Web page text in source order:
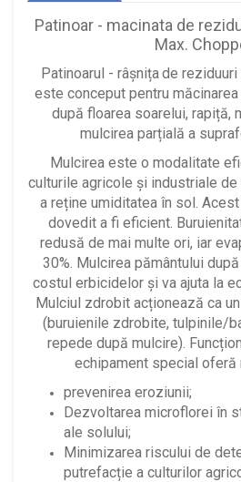
Patinoar - macinata de
Max.
Patinoarul - râșnițade reziduuri
este conceput pentru
după floarea soarelui, rapiță,
mulcirea parțială a
Mulcirea este o modalitate
culturile agricole și industriale de
a reține umiditatea în sol.
dovedit a fi eficient.
redusă de mai multe ori, iar
30%. Mulcirea pământului
costul erbicidelor și va ajuta la
Mulciul zdrobit acționează ca
(buruienile zdrobite, tulpinile/
repede după mulcire).
echipament special oferă
prevenirea eroziunii;
Dezvoltarea microflorei în
ale solului;
Minimizarea riscului de
putrefacție a culturilor